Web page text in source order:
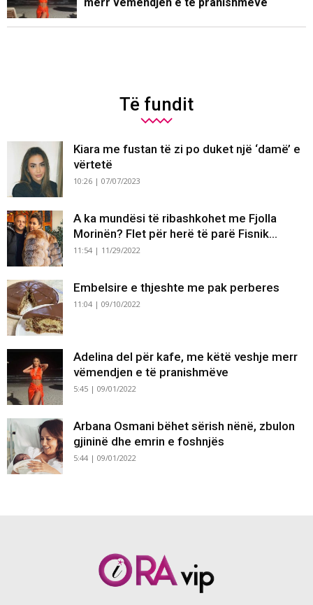
Të fundit
Kiara me fustan të zi po duket një ‘damë’ e
vërtetë
10:26 | 07/07/2023
A ka mundësi të ribashkohet me Fjolla
Morinën? Flet për herë të parë Fisnik...
11:54 | 11/29/2022
Embelsire e thjeshte me pak perberes
11:04 | 09/10/2022
Adelina del për kafe, me këtë veshje merr
vëmendjen e të pranishmëve
5:45 | 09/01/2022
Arbana Osmani bëhet sërish nënë, zbulon
gjininë dhe emrin e foshnjës
5:44 | 09/01/2022